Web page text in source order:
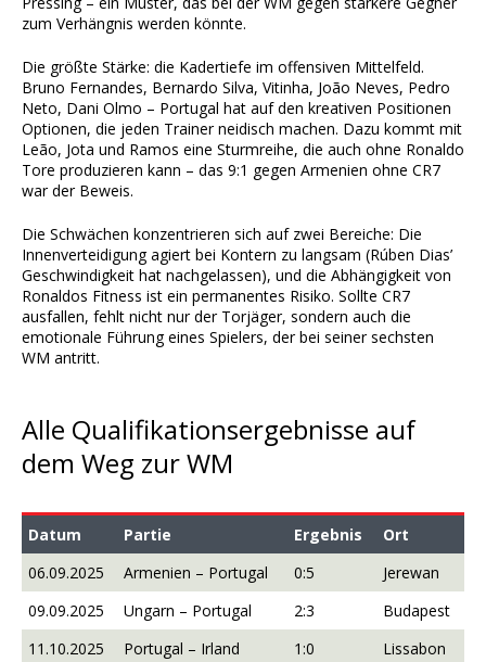
zum Verhängnis werden könnte.
Die größte Stärke: die Kadertiefe im offensiven Mittelfeld.
Bruno Fernandes, Bernardo Silva, Vitinha, João Neves, Pedro
Neto, Dani Olmo – Portugal hat auf den kreativen Positionen
Optionen, die jeden Trainer neidisch machen. Dazu kommt mit
Leão, Jota und Ramos eine Sturmreihe, die auch ohne Ronaldo
Tore produzieren kann – das 9:1 gegen Armenien ohne CR7
war der Beweis.
Die Schwächen konzentrieren sich auf zwei Bereiche: Die
Innenverteidigung agiert bei Kontern zu langsam (Rúben Dias’
Geschwindigkeit hat nachgelassen), und die Abhängigkeit von
Ronaldos Fitness ist ein permanentes Risiko. Sollte CR7
ausfallen, fehlt nicht nur der Torjäger, sondern auch die
emotionale Führung eines Spielers, der bei seiner sechsten
WM antritt.
Alle Qualifikationsergebnisse auf
dem Weg zur WM
Datum Partie Ergebnis
Ort
06.09.2025
Armenien – Portugal 0:5
Jerewan
09.09.2025
Ungarn – Portugal 2:3
Budapest
11.10.2025
Portugal – Irland 1:0
Lissabon